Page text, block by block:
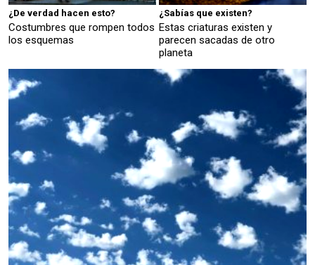
¿De verdad hacen esto?
Costumbres que rompen todos
los esquemas
¿Sabías que existen?
Estas criaturas existen y
parecen sacadas de otro
planeta